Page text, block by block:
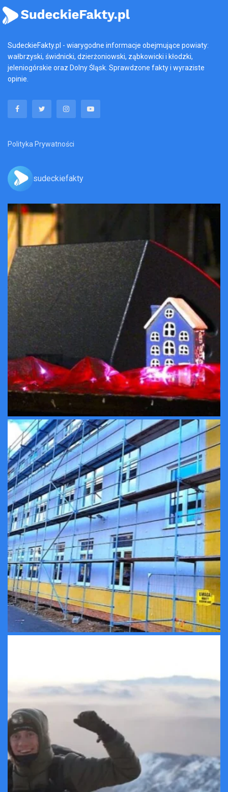
SudeckieFakty.pl - wiarygodne informacje obejmujące powiaty:
wałbrzyski, świdnicki, dzierżoniowski, ząbkowicki i kłodzki,
jeleniogórskie oraz Dolny Śląsk. Sprawdzone fakty i wyraziste
opinie.
Polityka Prywatności
sudeckiefakty